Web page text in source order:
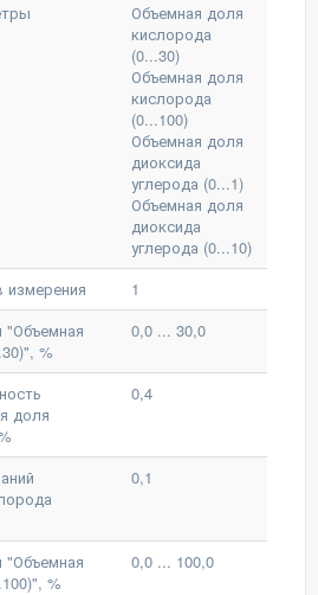
Объемная доля
кислорода
(0...30)
Объемная доля
кислорода
(0...100)
Объемная доля
диоксида
углерода (0...1)
Объемная доля
диоксида
углерода (0...10)
измерения
1
"Объемная
%
0,0 ... 30,0
доля
0,4
0,1
"Объемная
%
0,0 ... 100,0